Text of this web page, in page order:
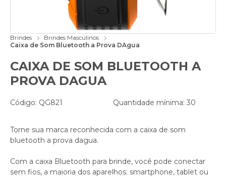
Brindes
Brindes Masculinos
Caixa de Som Bluetooth a Prova DAgua
CAIXA DE SOM BLUETOOTH A
PROVA DAGUA
Código: QG821 Quantidade mínima: 30
Torne sua marca reconhecida com a caixa de som
bluetooth a prova dagua.
Com a caixa Bluetooth para brinde, você pode conectar
sem fios, a maioria dos aparelhos: smartphone, tablet ou